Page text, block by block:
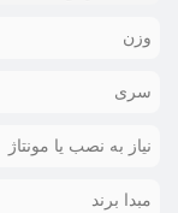
وزن
سری
نیاز به نصب یا مونتاژ
مبدا برند